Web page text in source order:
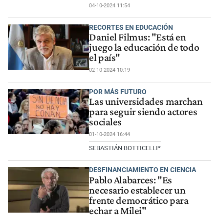
04-10-2024 11:54
RECORTES EN EDUCACIÓN
Daniel Filmus: "Está en
juego la educación de todo
el país"
02-10-2024 10:19
POR MÁS FUTURO
Las universidades marchan
para seguir siendo actores
sociales
01-10-2024 16:44
SEBASTIÁN BOTTICELLI*
DESFINANCIAMIENTO EN CIENCIA
Pablo Alabarces: "Es
necesario establecer un
frente democrático para
echar a Milei"